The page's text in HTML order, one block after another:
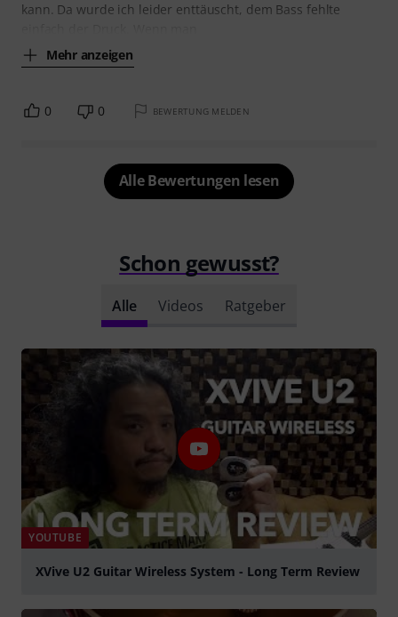
kann. Da wurde ich leider enttäuscht, dem Bass fehlte
Mehr anzeigen
0 0 BEWERTUNG MELDEN
Alle Bewertungen lesen
Schon gewusst?
Alle Videos Ratgeber
YOUTUBE
XVive U2 Guitar Wireless System - Long Term Review